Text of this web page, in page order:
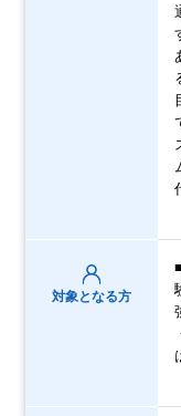
対象となる方